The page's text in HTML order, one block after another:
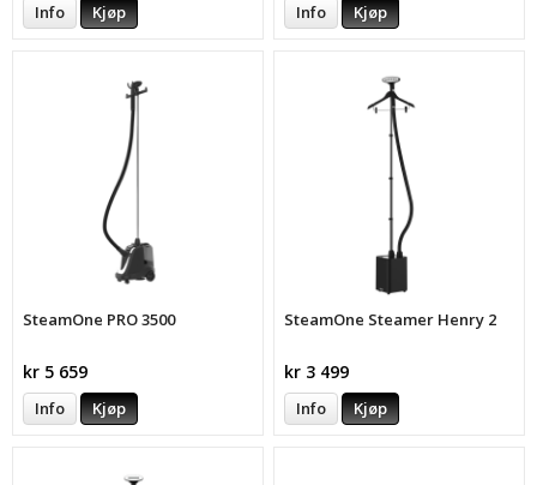
Info Kjøp Info Kjøp
SteamOne PRO 3500
kr 5 659
Info Kjøp
SteamOne Steamer Henry 2
kr 3 499
Info Kjøp